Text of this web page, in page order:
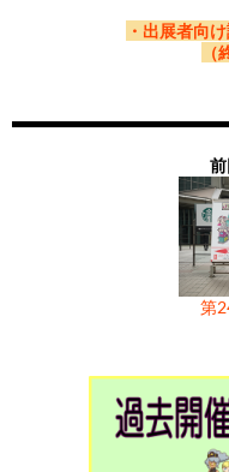
・出展者向
第